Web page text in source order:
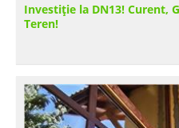
Investiție la DN13! Curent,
Teren!